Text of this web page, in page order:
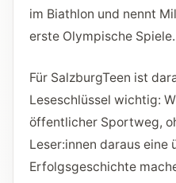
im Biathlon und nennt
erste Olympische Spiele.
Für SalzburgTeen ist
Leseschlüssel wichtig:
öffentlicher Sportweg,
Leser:innen daraus eine
Erfolgsgeschichte